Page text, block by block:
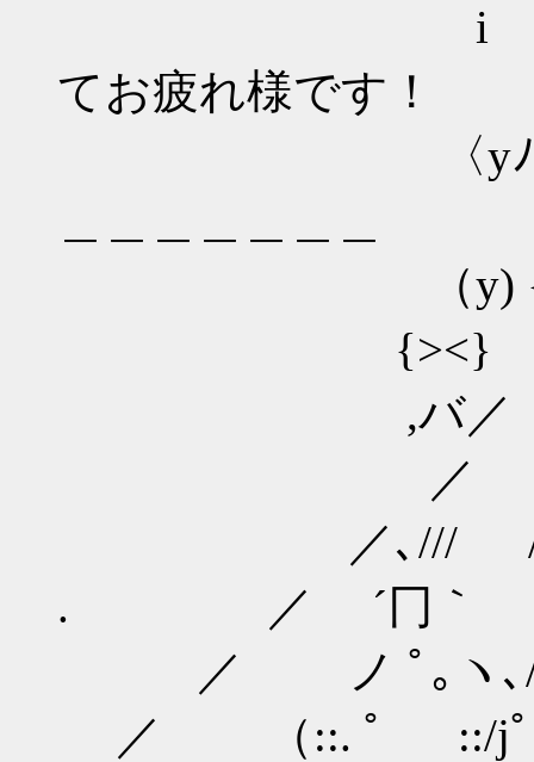
i ｉ」｣
てお疲れ様です！
〈yﾉi!ﾟ ヮﾟ
（y) {つ<!
{><} ゞ
,バ
／
／､///
. ／ ´冂｀ /
／ ノ ﾟ｡ヽ､
／ （::. ﾟ ::/